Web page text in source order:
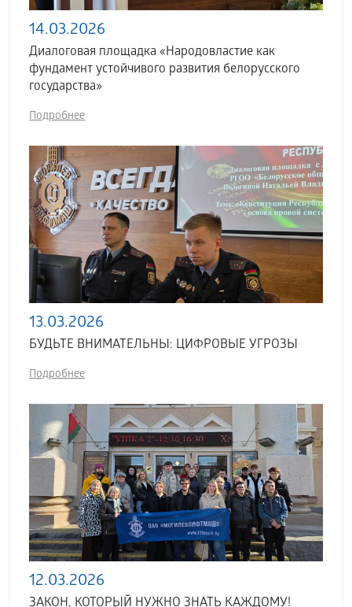
14.03.2026
Диалоговая площадка «Народовластие как
фундамент устойчивого развития белорусского
государства»
Подробнее
13.03.2026
БУДЬТЕ ВНИМАТЕЛЬНЫ: ЦИФРОВЫЕ УГРОЗЫ
Подробнее
12.03.2026
ЗАКОН, КОТОРЫЙ НУЖНО ЗНАТЬ КАЖДОМУ!